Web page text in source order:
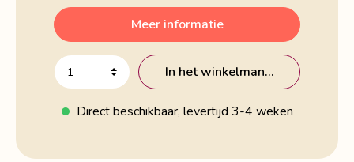
Meer informatie
In het winkelmandje
Direct beschikbaar, levertijd 3-4 weken